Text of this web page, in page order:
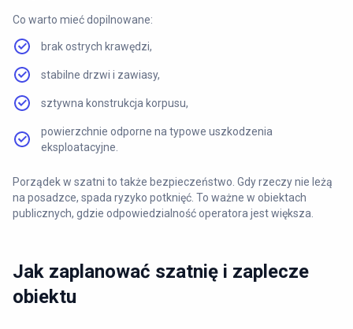
Co warto mieć dopilnowane:
brak ostrych krawędzi,
stabilne drzwi i zawiasy,
sztywna konstrukcja korpusu,
powierzchnie odporne na typowe uszkodzenia
eksploatacyjne.
Porządek w szatni to także bezpieczeństwo. Gdy rzeczy nie leżą
na posadzce, spada ryzyko potknięć. To ważne w obiektach
publicznych, gdzie odpowiedzialność operatora jest większa.
Jak zaplanować szatnię i zaplecze
obiektu